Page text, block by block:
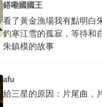
鎝嘞國國王
看了黃金漁場我有點明白
釣寒江雪的孤寂，等待和
朱鎮模的故事
afu
給三星的原因：片尾曲，